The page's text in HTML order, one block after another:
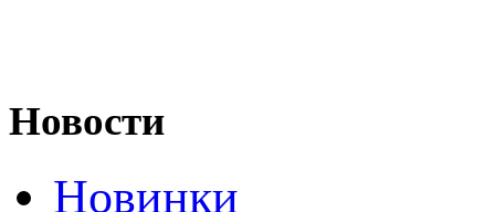
Новости
Новинки